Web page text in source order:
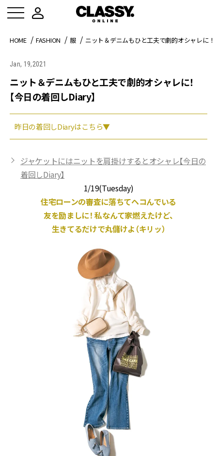
HOME FASHION 服 ニット＆デニムもひと工夫で劇的オシャレに
Jan, 19,2021
ニット＆デニムもひと工夫で劇的オシャレに！
【今日の着回しDiary】
昨日の着回しDiaryはこちら▼
ジャケットにはニットを肩掛けするとオシャレ【今日の
着回しDiary】
1/19(Tuesday)
住宅ローンの審査に落ちてヘコんでいる
友を励ましに！ 私なんて家燃えたけど、
生きてるだけで丸儲けよ（キリッ）